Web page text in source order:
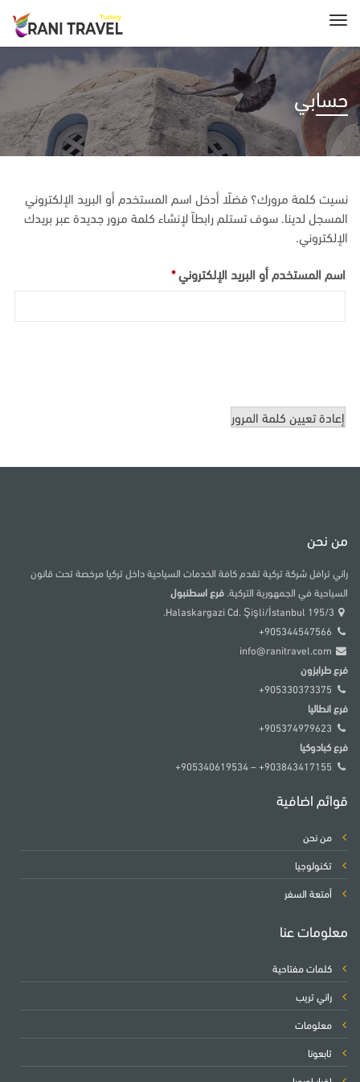
حسابي
نسيت كلمة مرورك؟ فضلًا أدخل اسم المستخدم أو البريد الإلكتروني
المسجل لدينا. سوف تستلم رابطاً لإنشاء كلمة مرور جديدة عبر بريدك
الإلكتروني.
اسم المستخدم أو البريد الإلكتروني*مطلوبة
إعادة تعيين كلمة المرور
من نحن
راني ترافل شركة تركية تقدم كافة الخدمات السياحية داخل تركيا مرخصة تحت قانون
السياحية في الجمهورية التركية. فرع اسطنبول
195/3 Halaskargazi Cd. Şişli/İstanbul.
info@ranitravel.com
فرع طرابزون
فرع انطاليا
فرع كبادوكيا
قوائم اضافية
من نحن
تكنولوجيا
أمتعة السفر
معلومات عنا
كلمات مفتاحية
راني تريب
معلومات
تابعونا